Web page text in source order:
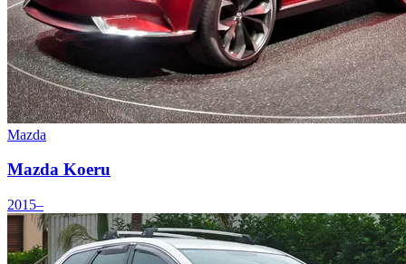
Mazda
Mazda Koeru
2015–